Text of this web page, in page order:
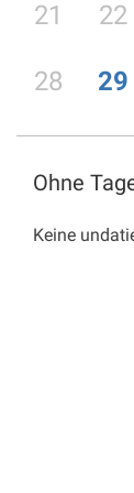
21 22
28 29
Ohne
Keine